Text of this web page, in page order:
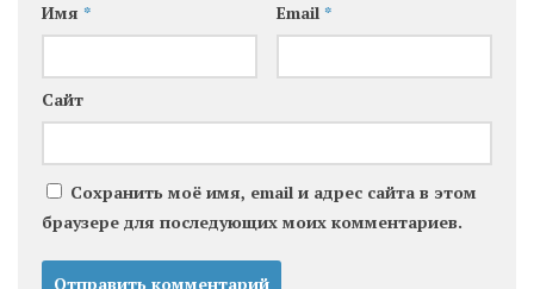
Имя * Email *
Сайт
Сохранить моё имя, email и адрес сайта в этом
браузере для последующих моих комментариев.